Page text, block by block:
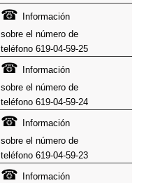
☎ Información
sobre el número de
teléfono 619-04-59-25
☎ Información
sobre el número de
teléfono 619-04-59-24
☎ Información
sobre el número de
teléfono 619-04-59-23
☎ Información